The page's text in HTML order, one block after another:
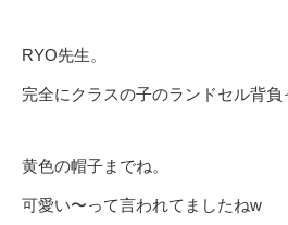
RYO先生。
完全にクラスの子のランドセル背負
黄色の帽子までね。
可愛い〜って言われてましたねw